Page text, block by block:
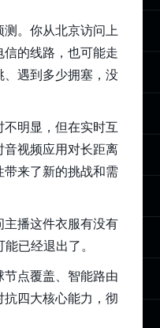
。你从北京访问上
的线路，也可能走
遇到多少拥塞，没
不明显，但在实时互
视频应用对长距离
带来了新的挑战和需
播这件衣服有没有
已经退出了。
点覆盖、智能路由
四大核心能力，彻